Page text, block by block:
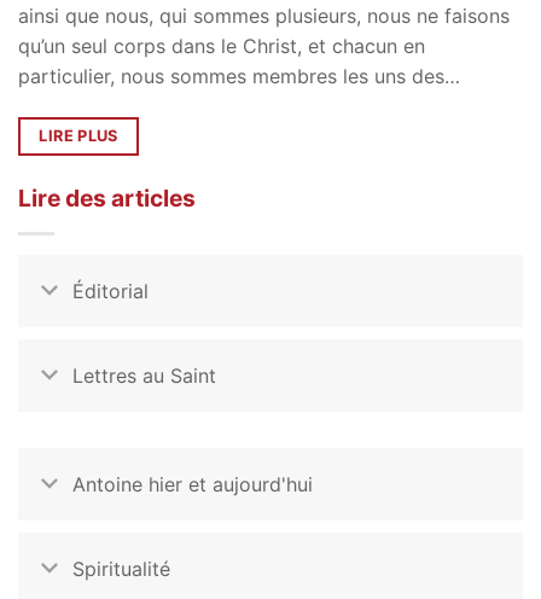
ainsi que nous, qui sommes plusieurs, nous ne faisons
qu’un seul corps dans le Christ, et chacun en
particulier, nous sommes membres les uns des…
LIRE PLUS
Lire des articles
Éditorial
Lettres au Saint
Antoine hier et aujourd'hui
Spiritualité